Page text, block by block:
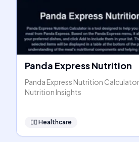
Panda Express Nutrition
Panda Express Nutrition
Nutrition Insights
👩‍⚕️ Healthcare